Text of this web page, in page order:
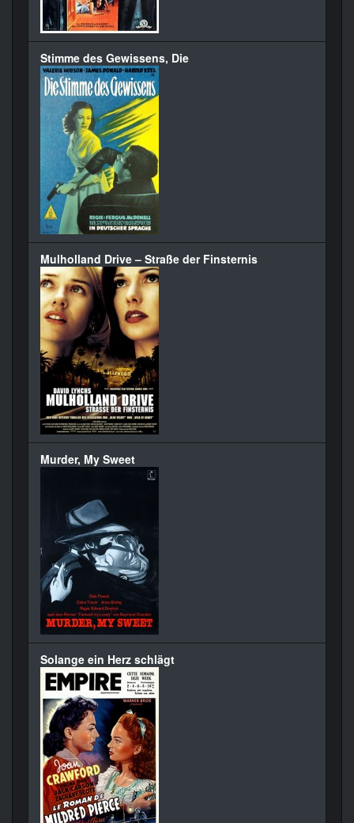
Stimme des Gewissens, Die
Mulholland Drive – Straße der Finsternis
Murder, My Sweet
Solange ein Herz schlägt